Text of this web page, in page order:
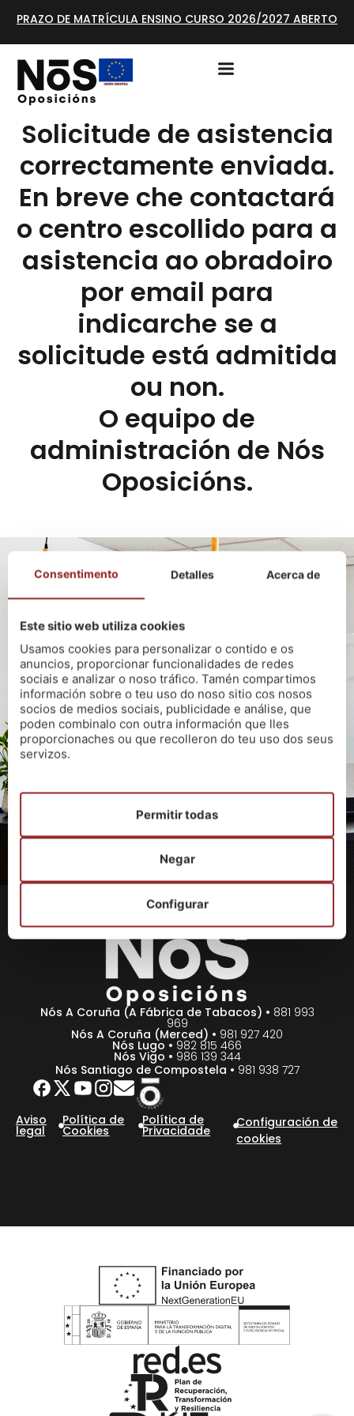
PRAZO DE MATRÍCULA ENSINO CURSO 2026/2027 ABERTO
Solicitude de asistencia
correctamente enviada.
En breve che contactará
o centro escollido para a
asistencia ao obradoiro
por email para
indicarche se a
solicitude está admitida
ou non.
O equipo de
administración de Nós
Oposicións.
Nós A Coruña (A Fábrica de Tabacos) • 881 993
969
Nós A Coruña (Merced) • 981 927 420
Nós Lugo • 982 815 466
Nós Vigo • 986 139 344
Nós Santiago de Compostela • 981 938 727
Aviso
legal
Política de
Cookies
Política de
Privacidade
Configuración de
cookies
Consentimento Detalles Acerca de
Este sitio web utiliza cookies
Usamos cookies para personalizar o contido e os
anuncios, proporcionar funcionalidades de redes
sociais e analizar o noso tráfico. Tamén compartimos
información sobre o teu uso do noso sitio cos nosos
socios de medios sociais, publicidade e análise, que
poden combinalo con outra información que lles
proporcionaches ou que recolleron do teu uso dos seus
servizos.
Configurar
Negar
Permitir todas